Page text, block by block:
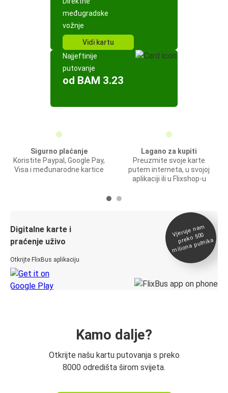
međugradske
vožnje
Vidi kartu
Najjeftinije
putovanje
od BAM 3.23
Sigurno plaćanje
Koristite Paypal, Google Pay,
Visa i međunarodne kartice
Lagano za kupiti
Preuzmite svoje karte
putem interneta, u svojoj
aplikaciji ili u Flixshop-u
Digitalne karte i
praćenje uživo
Otkrijte FlixBus aplikaciju
Vjeruje na
m
preko 500
miliona putnika
Kamo dalje?
Otkrijte našu kartu putovanja s preko
8000 odredišta širom svijeta.